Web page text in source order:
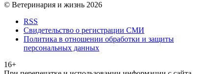
© Ветеринария и жизнь 2026
RSS
Свидетельство о регистрации СМИ
Политика в отношении обработки и защиты
персональных данных
16+